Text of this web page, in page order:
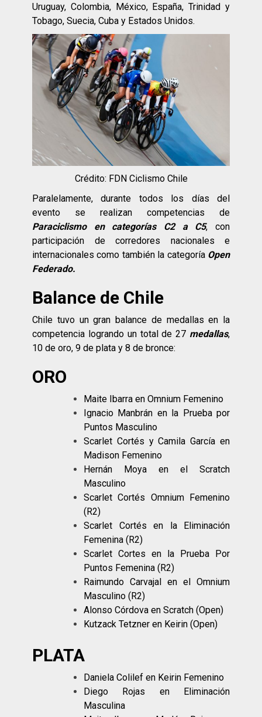
Uruguay, Colombia, México, España, Trinidad y
Tobago, Suecia, Cuba y Estados Unidos.
Crédito: FDN Ciclismo Chile
Paralelamente, durante todos los días del
evento se realizan competencias de
Paraciclismo en categorías C2 a C5, con
participación de corredores nacionales e
internacionales como también la categoría Open
Federado.
Balance de Chile
Chile tuvo un gran balance de medallas en la
competencia logrando un total de 27 medallas,
10 de oro, 9 de plata y 8 de bronce:
ORO
Maite Ibarra en Omnium Femenino
Ignacio Manbrán en la Prueba por
Puntos Masculino
Scarlet Cortés y Camila García en
Madison Femenino
Hernán Moya en el Scratch
Masculino
Scarlet Cortés Omnium Femenino
(R2)
Scarlet Cortés en la Eliminación
Femenina (R2)
Scarlet Cortes en la Prueba Por
Puntos Femenina (R2)
Raimundo Carvajal en el Omnium
Masculino (R2)
Alonso Córdova en Scratch (Open)
Kutzack Tetzner en Keirin (Open)
PLATA
Daniela Colilef en Keirin Femenino
Diego Rojas en Eliminación
Masculina